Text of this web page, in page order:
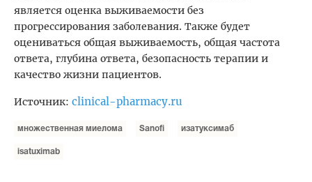
является оценка выживаемости без
прогрессирования заболевания. Также будет
оцениваться общая выживаемость, общая частота
ответа, глубина ответа, безопасность терапии и
качество жизни пациентов.
Источник: clinical-pharmacy.ru
множественная миелома Sanofi изатуксимаб
isatuximab